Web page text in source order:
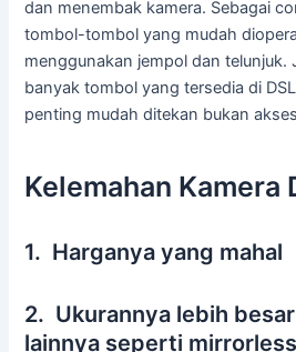
dan menembak kamera. Sebagai
tombol-tombol yang mudah
menggunakan jempol dan telunjuk.
banyak tombol yang tersedia di
penting mudah ditekan bukan
Kelemahan Kamera
1. Harganya yang mahal
2. Ukurannya lebih
lainnya seperti